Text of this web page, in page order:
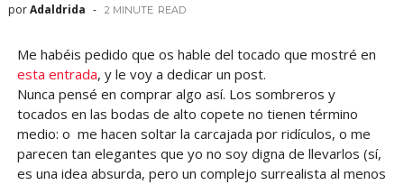
porAdaldrida 2 MINUTE READ
Me habéis pedido que os hable del tocado que mostré en
esta entrada, y le voy a dedicar un post.
Nunca pensé en comprar algo así. Los sombreros y
tocados en las bodas de alto copete no tienen término
medio: o me hacen soltar la carcajada por ridículos, o me
parecen tan elegantes que yo no soy digna de llevarlos (sí,
es una idea absurda, pero un complejo surrealista al menos